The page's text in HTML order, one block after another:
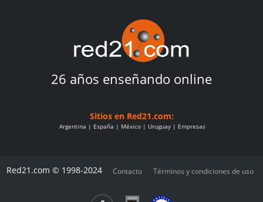
26 años enseñando online
Sitios en Red21.com:
Argentina España México Uruguay Empresas
Red21.com © 1998-2024 Contacto Términos y condiciones de uso